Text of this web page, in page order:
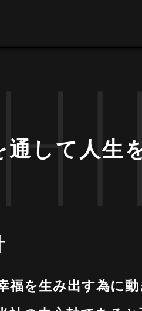
通して人生
福を生み出す為に動